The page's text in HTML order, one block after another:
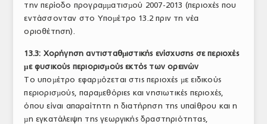
την περίοδο προγραµµατισµού 2007-2013 (περιοχές που
εντάσσονταν στο Υποµέτρο 13.2 πριν τη νέα
οριοθέτηση).
13.3: Χορήγηση αντισταθµιστικής ενίσχυσης σε περιοχές
µε φυσικούς περιορισµούς εκτός των ορεινών
Το υποµέτρο εφαρµόζεται στις περιοχές µε ειδικούς
περιορισµούς, παραµεθόριες και νησιωτικές περιοχές,
όπου είναι απαραίτητη η διατήρηση της υπαίθρου και η
µη εγκατάλειψη της γεωργικής δραστηριότητας,